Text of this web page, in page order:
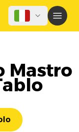
Mastro